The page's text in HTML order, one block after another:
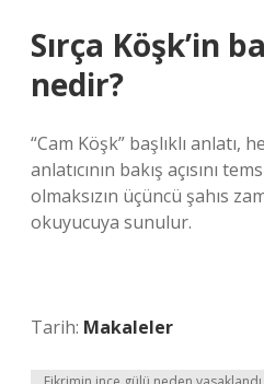
Sırça Köşk’in
nedir?
“Cam Köşk” başlıklı anlatı,
anlatıcının bakış açısını
olmaksızın üçüncü şahıs
okuyucuya sunulur.
Tarih: Makaleler